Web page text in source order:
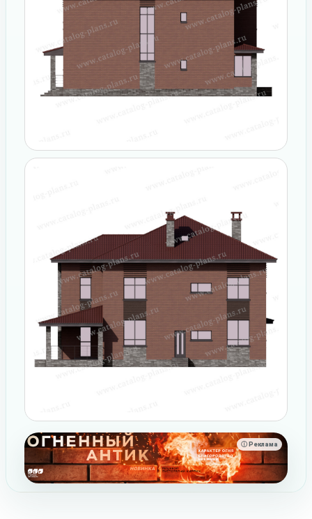
ⓘ Реклама